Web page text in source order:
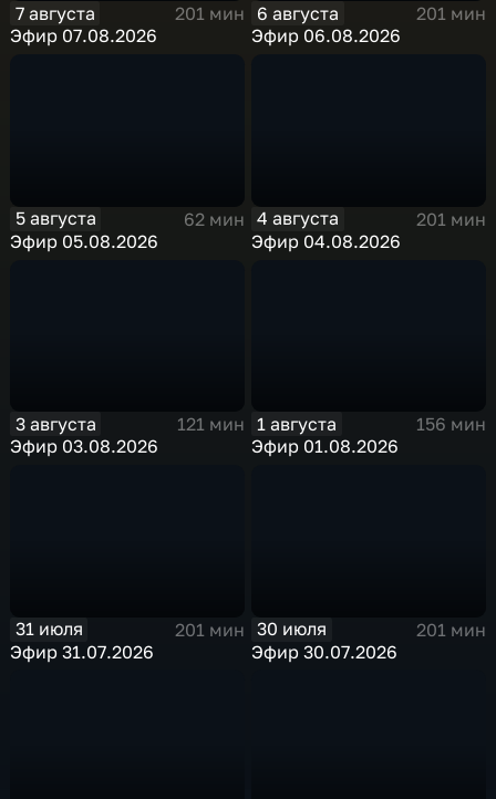
7 августа
201 мин
Эфир 07.08.2026
6 августа
201 мин
Эфир 06.08.2026
5 августа
62 мин
Эфир 05.08.2026
4 августа
201 мин
Эфир 04.08.2026
3 августа
121 мин
Эфир 03.08.2026
1 августа
156 мин
Эфир 01.08.2026
31 июля
201 мин
Эфир 31.07.2026
30 июля
201 мин
Эфир 30.07.2026